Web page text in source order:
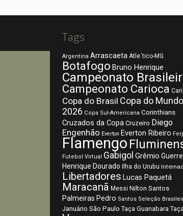
Tags
Argentina Arrascaeta Atle´tico-MG
Botafogo Bruno Henrique
Campeonato
Campeonato Carioca
Copa do Brasil Copa do Mundo
2026 Copa Sul-Americana Corinthians
Cruzados da Copa Cruzeiro Diego
Engenhão Everton Everton Ribeiro Ferj
Flamengo
Futebol Virtual Gabigol Grêmio
Henrique Dourado Ilha do Urubu
Libertadores Lucas Paquetá
Maracanã Messi Nilton Santos
Palmeiras Pedro Santos Seleção
Januário São Paulo Taça Guanabara